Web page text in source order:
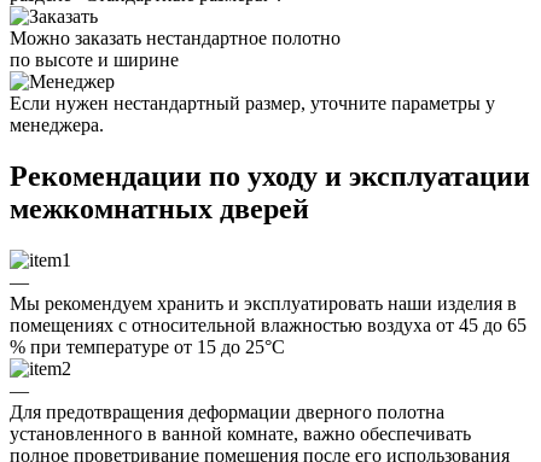
Можно заказать нестандартное полотно
по высоте и ширине
Если нужен нестандартный размер, уточните параметры у
менеджера.
Рекомендации по уходу и эксплуатации
межкомнатных дверей
—
Мы рекомендуем хранить и эксплуатировать наши изделия в
помещениях с относительной влажностью воздуха от 45 до 65
% при температуре от 15 до 25°C
—
Для предотвращения деформации дверного полотна
установленного в ванной комнате, важно обеспечивать
полное проветривание помещения после его использования